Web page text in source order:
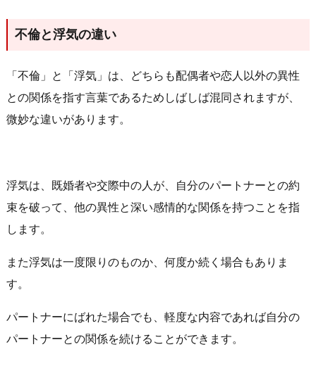
不倫と浮気の違い
「不倫」と「浮気」は、どちらも配偶者や恋人以外の異性
との関係を指す言葉であるためしばしば混同されますが、
微妙な違いがあります。
浮気は、既婚者や交際中の人が、自分のパートナーとの約
束を破って、他の異性と深い感情的な関係を持つことを指
します。
また浮気は一度限りのものか、何度か続く場合もありま
す。
パートナーにばれた場合でも、軽度な内容であれば自分の
パートナーとの関係を続けることができます。